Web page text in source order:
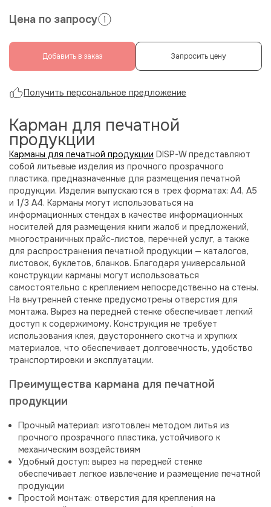
Цена по запросу
Добавить в заказ Запросить цену
Получить персональное предложение
Карман для печатной
продукции
Карманы для печатной продукции DISP-W представляют
собой литьевые изделия из прочного прозрачного
пластика, предназначенные для размещения печатной
продукции. Изделия выпускаются в трех форматах: А4, А5
и 1/3 А4. Карманы могут использоваться на
информационных стендах в качестве информационных
носителей для размещения книги жалоб и предложений,
многостраничных прайс-листов, перечней услуг, а также
для распространения печатной продукции — каталогов,
листовок, буклетов, бланков. Благодаря универсальной
конструкции карманы могут использоваться
самостоятельно с креплением непосредственно на стены.
На внутренней стенке предусмотрены отверстия для
монтажа. Вырез на передней стенке обеспечивает легкий
доступ к содержимому. Конструкция не требует
использования клея, двустороннего скотча и хрупких
материалов, что обеспечивает долговечность, удобство
транспортировки и эксплуатации.
Преимущества кармана для печатной
продукции
Прочный материал: изготовлен методом литья из
прочного прозрачного пластика, устойчивого к
механическим воздействиям
Удобный доступ: вырез на передней стенке
обеспечивает легкое извлечение и размещение печатной
продукции
Простой монтаж: отверстия для крепления на